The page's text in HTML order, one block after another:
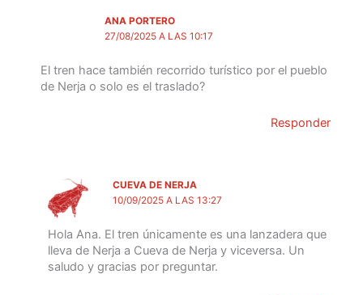
ANA PORTERO
27/08/2025 A LAS 10:17
El tren hace también recorrido turístico por el pueblo
de Nerja o solo es el traslado?
Responder
CUEVA DE NERJA
10/09/2025 A LAS 13:27
Hola Ana. El tren únicamente es una lanzadera que
lleva de Nerja a Cueva de Nerja y viceversa. Un
saludo y gracias por preguntar.